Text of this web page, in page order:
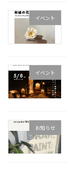
イベント
イベント
お知らせ